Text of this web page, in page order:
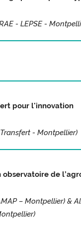
- LEPSE -
pour l'innovation
- Montpellier)
de
– Montpellier) &